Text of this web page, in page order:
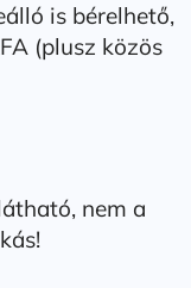
is bérelhető,
(plusz közös
nem a